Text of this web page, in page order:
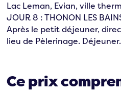
Lac Leman, Evian, ville
JOUR 8 : THONON LES
Après le petit déjeuner,
lieu de Pèlerinage.
Ce prix